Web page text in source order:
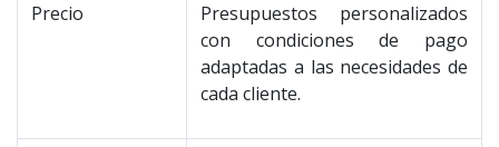
Precio
Presupuestos personalizados
con condiciones de pago
adaptadas a las necesidades de
cada cliente.